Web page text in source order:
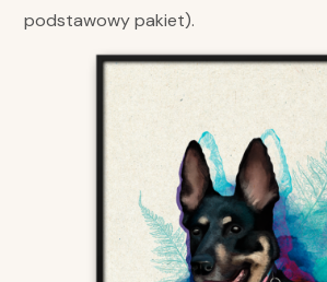
podstawowy pakiet).